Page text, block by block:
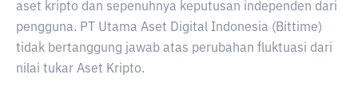
aset kripto dan sepenuhnya keputusan independen dari
pengguna. PT Utama Aset Digital Indonesia (Bittime)
tidak bertanggung jawab atas perubahan fluktuasi dari
nilai tukar Aset Kripto.